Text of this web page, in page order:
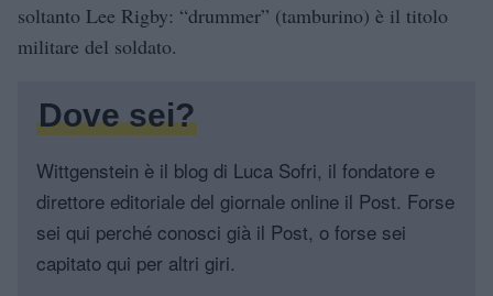
soltanto Lee Rigby: “drummer” (tamburino) è il titolo
militare del soldato.
Dove sei?
Wittgenstein è il blog di Luca Sofri, il fondatore e
direttore editoriale del giornale online il Post. Forse
sei qui perché conosci già il Post, o forse sei
capitato qui per altri giri.